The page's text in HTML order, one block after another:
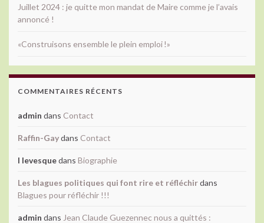
Juillet 2024 : je quitte mon mandat de Maire comme je l’avais
annoncé !
«Construisons ensemble le plein emploi !»
COMMENTAIRES RÉCENTS
admin dans Contact
Raffin-Gaydans Contact
l levesquedans Biographie
Les blagues politiques qui font rire et réfléchirdans
Blagues pour réfléchir !!!
admin dans Jean Claude Guezennec nous a quittés :